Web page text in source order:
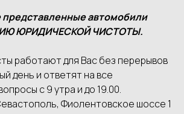
автомобили
ЮРИДИЧЕСКОЙ ЧИСТОТЫ.
работают для Вас без перерывов
день и ответят на все
с 9 утра и до 19.00.
Фиолентовское шоссе 1